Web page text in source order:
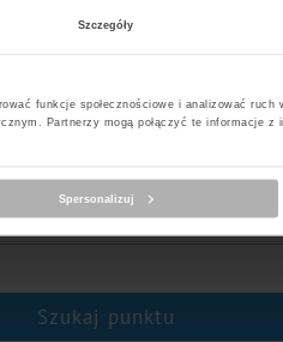
Szczegóły
funkcje społecznościowe i analizować
Partnerzy mogą połączyć te informacje
Spersonalizuj
Szukaj punktu